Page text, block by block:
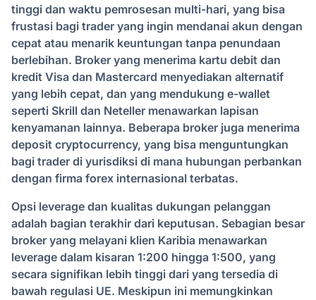
tinggi dan waktu pemrosesan multi-hari, yang bisa
frustasi bagi trader yang ingin mendanai akun dengan
cepat atau menarik keuntungan tanpa penundaan
berlebihan. Broker yang menerima kartu debit dan
kredit Visa dan Mastercard menyediakan alternatif
yang lebih cepat, dan yang mendukung e-wallet
seperti Skrill dan Neteller menawarkan lapisan
kenyamanan lainnya. Beberapa broker juga menerima
deposit cryptocurrency, yang bisa menguntungkan
bagi trader di yurisdiksi di mana hubungan perbankan
dengan firma forex internasional terbatas.
Opsi leverage dan kualitas dukungan pelanggan
adalah bagian terakhir dari keputusan. Sebagian besar
broker yang melayani klien Karibia menawarkan
leverage dalam kisaran 1:200 hingga 1:500, yang
secara signifikan lebih tinggi dari yang tersedia di
bawah regulasi UE. Meskipun ini memungkinkan